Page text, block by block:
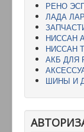
РЕНО
ЛАДА
НИССАН
НИССАН
АКБ ДЛЯ
ШИНЫ И